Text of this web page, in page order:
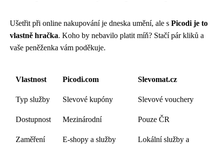
Ušetřit při online nakupování je dneska umění, ale s Picodi je to
vlastně hračka. Koho by nebavilo platit míň? Stačí pár kliků a
vaše peněženka vám poděkuje.
Vlastnost Picodi.com Slevomat.cz
Typ služby Slevové kupóny Slevové vouchery
Dostupnost Mezinárodní Pouze ČR
Zaměření E-shopy a služby
Lokální služby a